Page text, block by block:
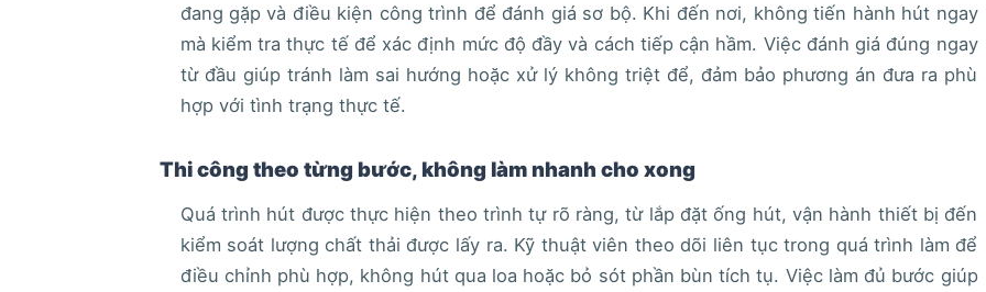
đang gặp và điều kiện công trình để đánh giá sơ bộ. Khi đến nơi, không tiến hành hút ngay
mà kiểm tra thực tế để xác định mức độ đầy và cách tiếp cận hầm. Việc đánh giá đúng ngay
từ đầu giúp tránh làm sai hướng hoặc xử lý không triệt để, đảm bảo phương án đưa ra phù
hợp với tình trạng thực tế.
Thi công theo từng bước, không làm nhanh cho xong
Quá trình hút được thực hiện theo trình tự rõ ràng, từ lắp đặt ống hút, vận hành thiết bị đến
kiểm soát lượng chất thải được lấy ra. Kỹ thuật viên theo dõi liên tục trong quá trình làm để
điều chỉnh phù hợp, không hút qua loa hoặc bỏ sót phần bùn tích tụ. Việc làm đủ bước giúp